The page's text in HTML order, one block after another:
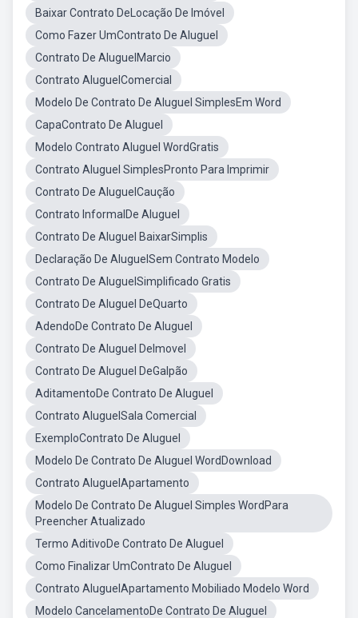
Baixar Contrato DeLocação De Imóvel
Como Fazer UmContrato De Aluguel
Contrato De AluguelMarcio
Contrato AluguelComercial
Modelo De Contrato De Aluguel SimplesEm Word
CapaContrato De Aluguel
Modelo Contrato Aluguel WordGratis
Contrato Aluguel SimplesPronto Para Imprimir
Contrato De AluguelCaução
Contrato InformalDe Aluguel
Contrato De Aluguel BaixarSimplis
Declaração De AluguelSem Contrato Modelo
Contrato De AluguelSimplificado Gratis
Contrato De Aluguel DeQuarto
AdendoDe Contrato De Aluguel
Contrato De Aluguel DeImovel
Contrato De Aluguel DeGalpão
AditamentoDe Contrato De Aluguel
Contrato AluguelSala Comercial
ExemploContrato De Aluguel
Modelo De Contrato De Aluguel WordDownload
Contrato AluguelApartamento
Modelo De Contrato De Aluguel Simples WordPara
Preencher Atualizado
Termo AditivoDe Contrato De Aluguel
Como Finalizar UmContrato De Aluguel
Contrato AluguelApartamento Mobiliado Modelo Word
Modelo CancelamentoDe Contrato De Aluguel